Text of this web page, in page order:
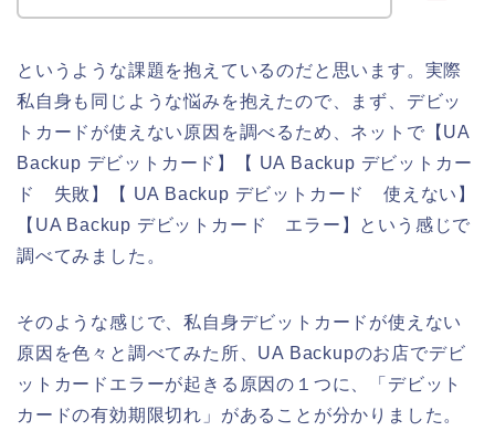
というような課題を抱えているのだと思います。実際
私自身も同じような悩みを抱えたので、まず、デビッ
トカードが使えない原因を調べるため、ネットで【UA
Backup デビットカード】【 UA Backup デビットカー
ド 失敗】【 UA Backup デビットカード 使えない】
【UA Backup デビットカード エラー】という感じで
調べてみました。
そのような感じで、私自身デビットカードが使えない
原因を色々と調べてみた所、UA Backupのお店でデビ
ットカードエラーが起きる原因の１つに、「デビット
カードの有効期限切れ」があることが分かりました。